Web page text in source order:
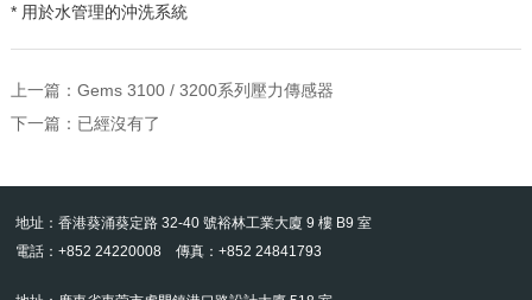
* 用於水管理的沖洗系統
上一篇： Gems 3100 / 3200系列壓力傳感器
下一篇：已經沒有了
地址：香港葵涌葵定路 32-40 號裕林工業大廈 9 樓 B9 室
電話：+852 24220008 傳真：+852 24841793